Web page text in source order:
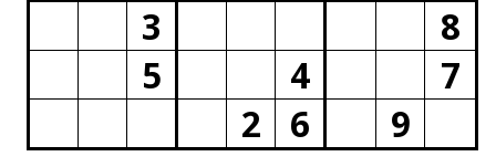
3
8
5
4
7
2
6 9